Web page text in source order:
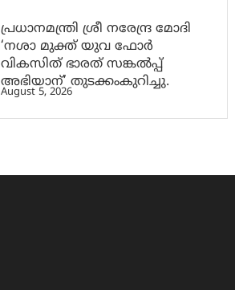
പ്രധാനമന്ത്രി ശ്രീ നരേന്ദ്ര മോദി
‘നശാ മുക്ത് യുവ ഫോർ
വികസിത് ഭാരത് സങ്കൽപ്പ്
അഭിയാന്’ തുടക്കംകുറിച്ചു.
August 5, 2026